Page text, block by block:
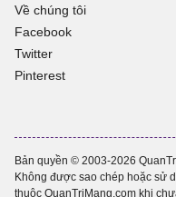
Về chúng tôi
Facebook
Twitter
Pinterest
Bản quyền © 2003-2026
Không được sao chép hoặc sử
thuộc QuanTriMang.com khi